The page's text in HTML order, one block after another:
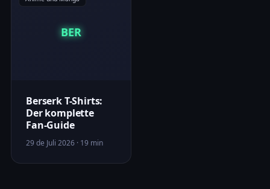
BER
Berserk T-Shirts:
Der komplette
Fan-Guide
29 de Juli 2026 · 19 min